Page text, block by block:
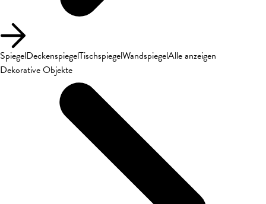
SpiegelDeckenspiegelTischspiegelWandspiegelAlle anzeigen
Dekorative Objekte